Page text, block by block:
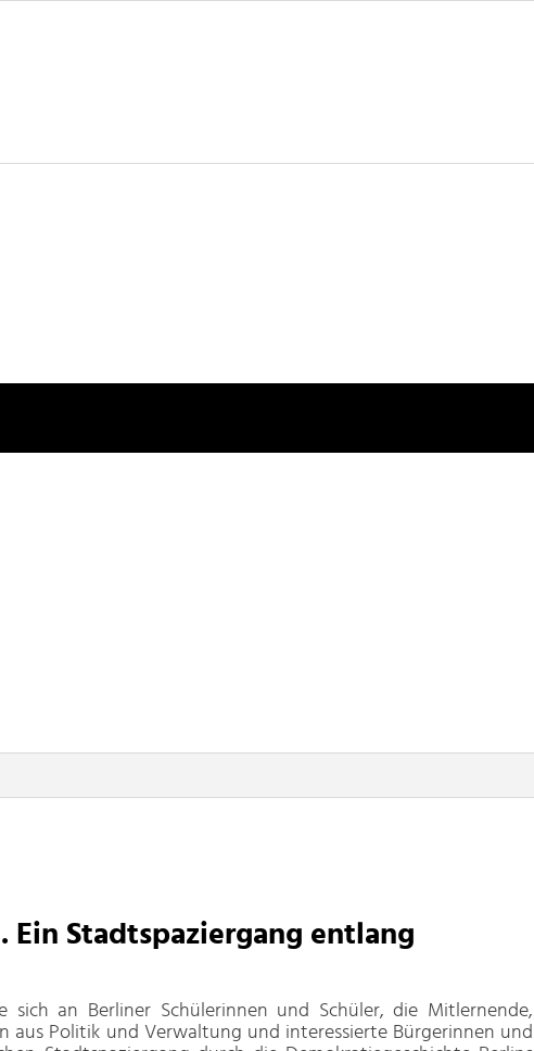
Ein Stadtspaziergang entlang
sich an Berliner Schülerinnen und Schüler, die Mitlernende,
aus Politik und Verwaltung und interessierte Bürgerinnen und